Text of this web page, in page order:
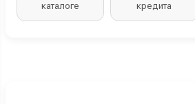
каталоге
кредита